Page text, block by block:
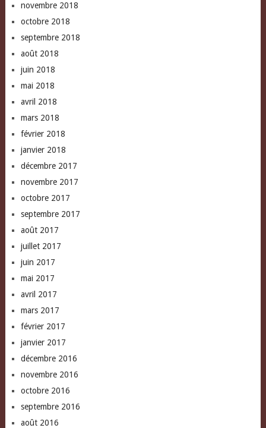
novembre 2018
octobre 2018
septembre 2018
août 2018
juin 2018
mai 2018
avril 2018
mars 2018
février 2018
janvier 2018
décembre 2017
novembre 2017
octobre 2017
septembre 2017
août 2017
juillet 2017
juin 2017
mai 2017
avril 2017
mars 2017
février 2017
janvier 2017
décembre 2016
novembre 2016
octobre 2016
septembre 2016
août 2016